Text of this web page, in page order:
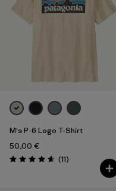
M's P-6 Logo T-Shirt
50,00 €
Bewertung: 4.6 / 5
(11Rezensionen
)